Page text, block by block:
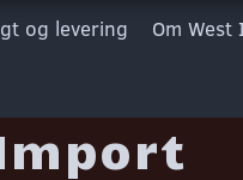
og levering Om